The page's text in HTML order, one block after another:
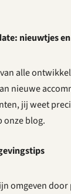
nieuwtjes
alle
nieuwe
jij weet
onze blog.
omgeven